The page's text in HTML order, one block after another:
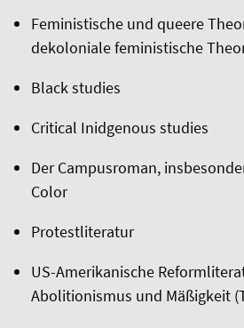
Feministische und queere
dekoloniale feministische
Black studies
Critical Inidgenous studies
Der Campusroman,
Color
Protestliteratur
US-Amerikanische
Abolitionismus und Mäßigkeit